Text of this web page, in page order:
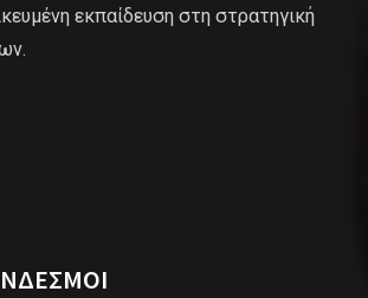
εκπαίδευση στη στρατηγική